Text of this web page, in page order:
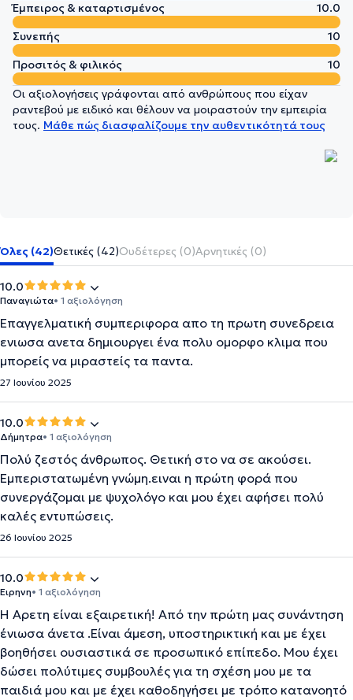
Έμπειρος & καταρτισμένος
10.0
Συνεπής
10
Προσιτός & φιλικός
10
Οι αξιολογήσεις γράφονται από ανθρώπους που είχαν
ραντεβού με ειδικό και θέλουν να μοιραστούν την εμπειρία
τους. Μάθε πώς διασφαλίζουμε την αυθεντικότητά τους
Όλες (42)Θετικές (42)Ουδέτερες (0)Αρνητικές (0)
10.0
Παναγιώτα• 1 αξιολόγηση
Επαγγελματική συμπεριφορα απο τη πρωτη συνεδρεια
ενιωσα ανετα δημιουργει ένα πολυ ομορφο κλιμα που
μπορείς να μιραστείς τα παντα.
27 Ιουνίου 2025
10.0
Δήμητρα• 1 αξιολόγηση
Πολύ ζεστός άνθρωπος. Θετική στο να σε ακούσει.
Εμπεριστατωμένη γνώμη.ειναι η πρώτη φορά που
συνεργάζομαι με ψυχολόγο και μου έχει αφήσει πολύ
καλές εντυπώσεις.
26 Ιουνίου 2025
10.0
Ειρηνη• 1 αξιολόγηση
Η Αρετη είναι εξαιρετική! Από την πρώτη μας συνάντηση
ένιωσα άνετα .Είναι άμεση, υποστηρικτική και με έχει
βοηθήσει ουσιαστικά σε προσωπικό επίπεδο. Μου έχει
δώσει πολύτιμες συμβουλές για τη σχέση μου με τα
παιδιά μου και με έχει καθοδηγήσει με τρόπο κατανοητό